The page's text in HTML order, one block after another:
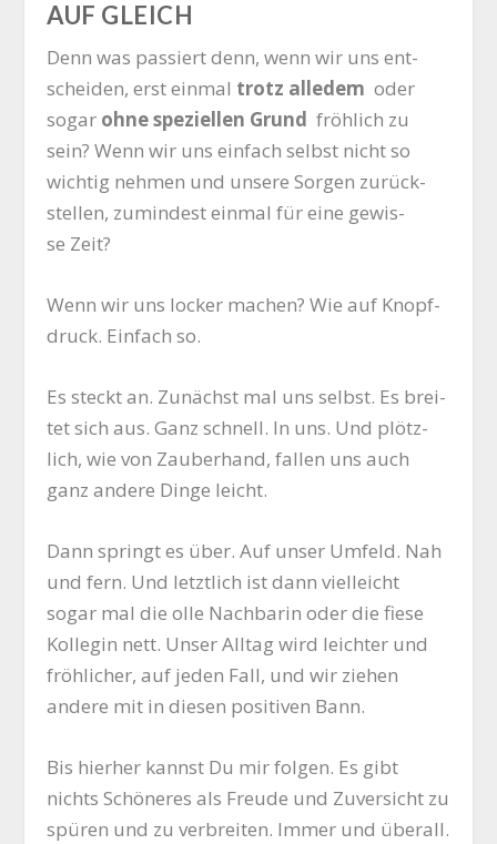
AUF GLEICH
Denn was pas­siert denn, wenn wir uns ent­
schei­den, erst ein­mal trotz alle­dem oder
sogar ohne spe­zi­el­len Grund fröh­lich zu
sein? Wenn wir uns ein­fach selbst nicht so
wich­tig neh­men und unse­re Sor­gen zurück­
stel­len, zumin­dest ein­mal für eine gewis­
se Zeit?
Wenn wir uns locker machen? Wie auf Knopf­
druck. Ein­fach so.
Es steckt an. Zunächst mal uns selbst. Es brei­
tet sich aus. Ganz schnell. In uns. Und plötz­
lich, wie von Zau­ber­hand, fal­len uns auch
ganz ande­re Din­ge leicht.
Dann springt es über. Auf unser Umfeld. Nah
und fern. Und letzt­lich ist dann viel­leicht
sogar mal die olle Nach­ba­rin oder die fie­se
Kol­le­gin nett. Unser All­tag wird leich­ter und
fröh­li­cher, auf jeden Fall, und wir zie­hen
ande­re mit in die­sen posi­ti­ven Bann.
Bis hier­her kannst Du mir fol­gen. Es gibt
nichts Schö­ne­res als Freu­de und Zuver­sicht zu
spü­ren und zu ver­brei­ten. Immer und über­all.